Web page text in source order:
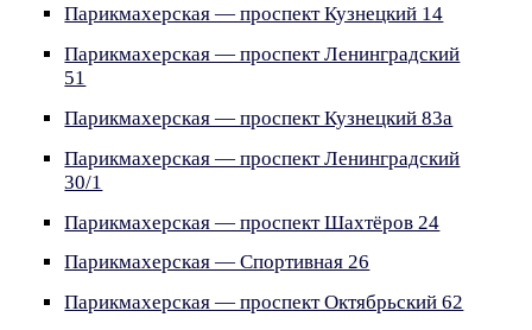
Парикмахерская — проспект Кузнецкий 14
Парикмахерская — проспект Ленинградский
51
Парикмахерская — проспект Кузнецкий 83а
Парикмахерская — проспект Ленинградский
30/1
Парикмахерская — проспект Шахтёров 24
Парикмахерская — Спортивная 26
Парикмахерская — проспект Октябрьский 62